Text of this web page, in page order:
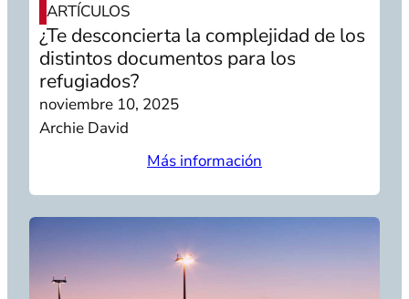
ARTÍCULOS
¿Te desconcierta la complejidad de los
distintos documentos para los
refugiados?
noviembre 10, 2025
Archie David
Más información